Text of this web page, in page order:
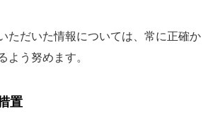
ただいた情報については、常に正確か
よう努めます。
置